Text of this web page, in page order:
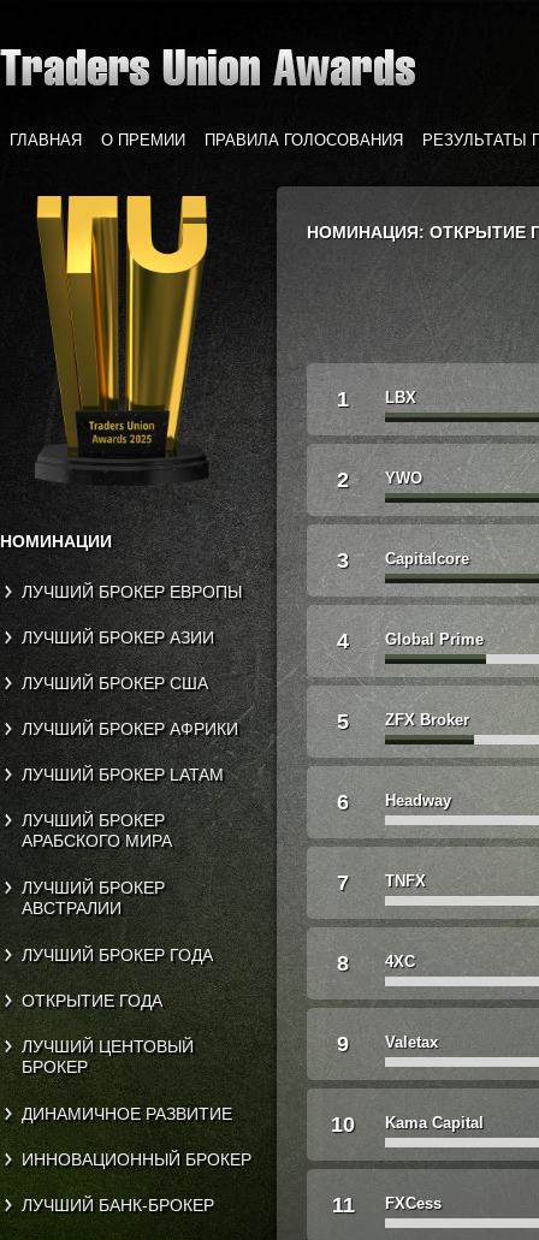
ГЛАВНАЯ О ПРЕМИИ ПРАВИЛА ГОЛОСОВАНИЯ РЕЗУЛЬТАТЫ
НОМИНАЦИИ
ЛУЧШИЙ БРОКЕР ЕВРОПЫ
ЛУЧШИЙ БРОКЕР АЗИИ
ЛУЧШИЙ БРОКЕР США
ЛУЧШИЙ БРОКЕР АФРИКИ
ЛУЧШИЙ БРОКЕР LATAM
ЛУЧШИЙ БРОКЕР
АРАБСКОГО МИРА
ЛУЧШИЙ БРОКЕР
АВСТРАЛИИ
ЛУЧШИЙ БРОКЕР ГОДА
ОТКРЫТИЕ ГОДА
ЛУЧШИЙ ЦЕНТОВЫЙ
БРОКЕР
ДИНАМИЧНОЕ РАЗВИТИЕ
ИННОВАЦИОННЫЙ БРОКЕР
ЛУЧШИЙ БАНК-БРОКЕР
НОМИНАЦИЯ: ОТКРЫТИЕ
1 LBX
2 YWO
3 Capitalcore
4 Global Prime
5 ZFX Broker
6 Headway
7 TNFX
8 4XC
9 Valetax
10 Kama Capital
11 FXCess